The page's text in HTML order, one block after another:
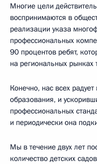
Многие цели
воспринимаются в
реализации указа
профессиональных
90 процентов ребят,
на региональных рынках
Конечно, нас всех
образования, и
профессиональных
и периодически она
Мы в течение двух лет
количество детских